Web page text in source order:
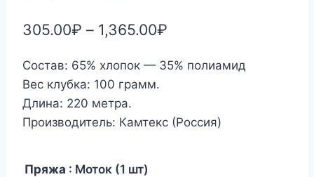
305.00₽ – 1,365.00₽
Состав: 65% хлопок — 35% полиамид
Вес клубка: 100 грамм.
Длина: 220 метра.
Производитель: Камтекс (Россия)
Пряжа : Моток (1 шт)